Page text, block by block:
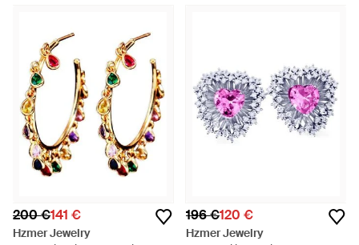
200 €141 €
Hzmer Jewelry
196 €120 €
Hzmer Jewelry